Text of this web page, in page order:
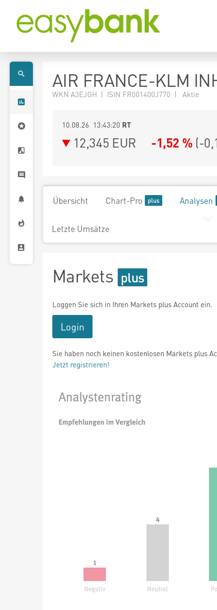
AIR FRANCE-KLM
WKN A3EJGH | ISIN FR001400J770 | Aktie
10.08.26 13:43:20 RT
12,345 EUR -1,52 % (-
Übersicht Chart-Pro Analysen
Letzte Umsätze
Markets
Loggen Sie sich in Ihren Markets plus Account ein.
Login
Sie haben noch keinen kostenlosen Markets plus
Jetzt registrieren!